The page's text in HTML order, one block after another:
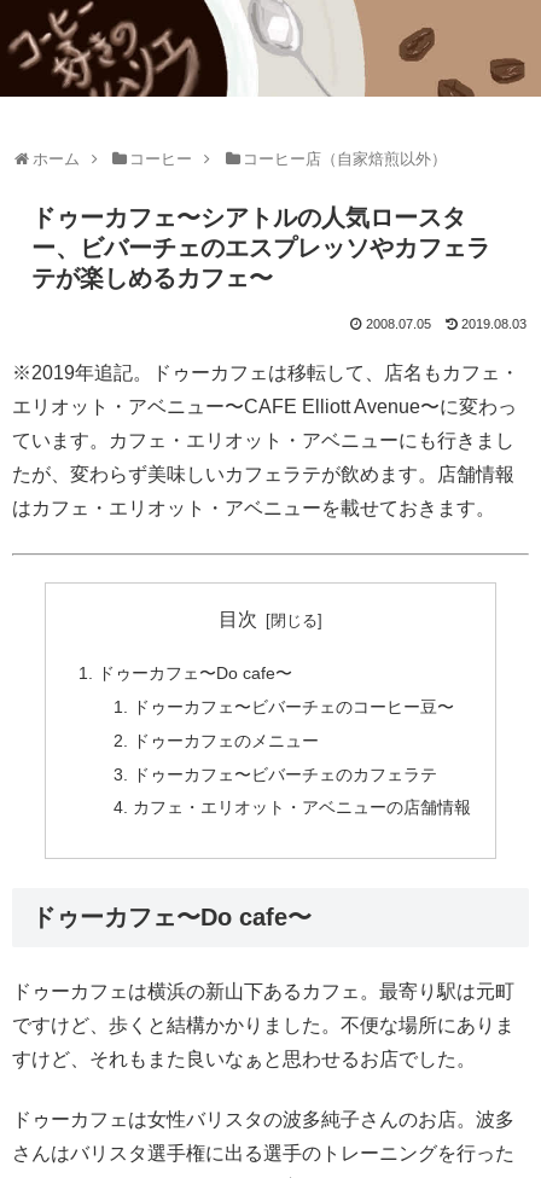
ホーム コーヒー コーヒー店（自家焙煎以外）
ドゥーカフェ〜シアトルの人気ロースタ
ー、ビバーチェのエスプレッソやカフェラ
テが楽しめるカフェ〜
2008.07.05 2019.08.03
※2019年追記。ドゥーカフェは移転して、店名もカフェ・
エリオット・アベニュー〜CAFE Elliott Avenue〜に変わっ
ています。カフェ・エリオット・アベニューにも行きまし
たが、変わらず美味しいカフェラテが飲めます。店舗情報
はカフェ・エリオット・アベニューを載せておきます。
目次
ドゥーカフェ〜Do cafe〜
ドゥーカフェ〜ビバーチェのコーヒー豆〜
ドゥーカフェのメニュー
ドゥーカフェ〜ビバーチェのカフェラテ
カフェ・エリオット・アベニューの店舗情報
ドゥーカフェ〜Do cafe〜
ドゥーカフェは横浜の新山下あるカフェ。最寄り駅は元町
ですけど、歩くと結構かかりました。不便な場所にありま
すけど、それもまた良いなぁと思わせるお店でした。
ドゥーカフェは女性バリスタの波多純子さんのお店。波多
さんはバリスタ選手権に出る選手のトレーニングを行った